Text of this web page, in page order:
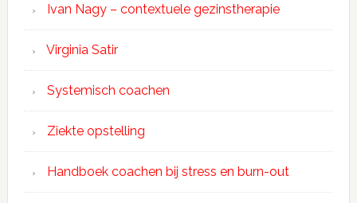
Ivan Nagy – contextuele gezinstherapie
Virginia Satir
Systemisch coachen
Ziekte opstelling
Handboek coachen bij stress en burn-out